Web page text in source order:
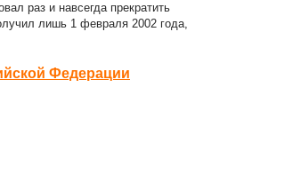
раз и навсегда прекратить
лишь 1 февраля 2002 года,
Федерации